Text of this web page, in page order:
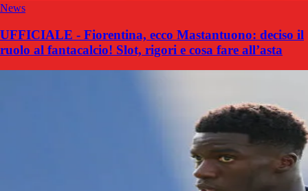
News
UFFICIALE - Fiorentina, ecco Mastantuono: deciso il
ruolo al fantacalcio! Slot, rigori e cosa fare all’asta